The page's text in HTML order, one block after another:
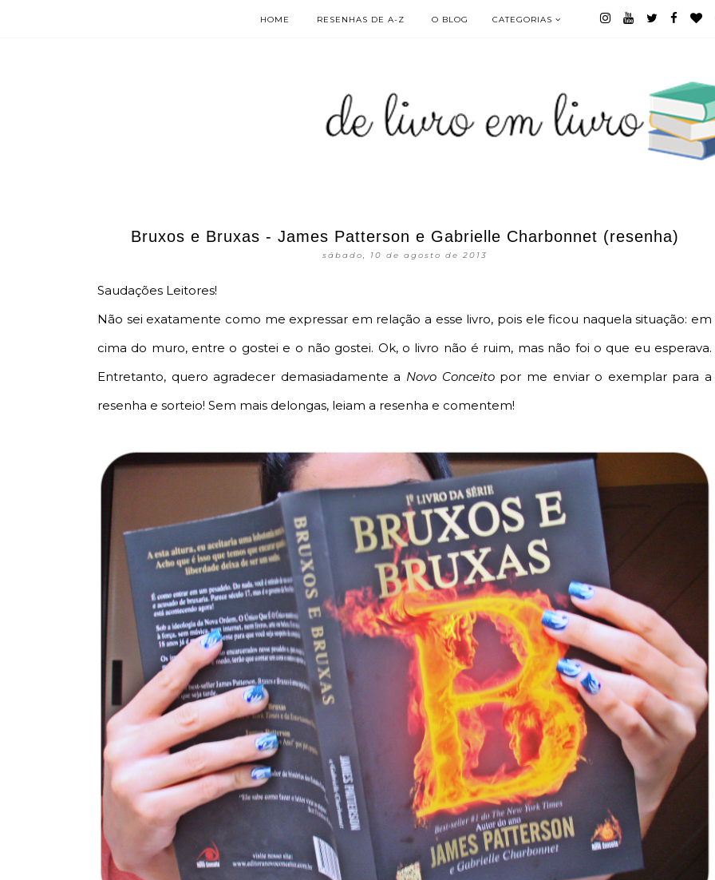
HOME RESENHAS DE A-Z O BLOG CATEGORIAS
Bruxos e Bruxas - James Patterson e Gabrielle Charbonnet (resenha)
sábado, 10 de agosto de 2013
Saudações Leitores!
Não sei exatamente como me expressar em relação a esse livro, pois ele ficou naquela situação: em
cima do muro, entre o gostei e o não gostei. Ok, o livro não é ruim, mas não foi o que eu esperava.
Entretanto, quero agradecer demasiadamente a Novo Conceito por me enviar o exemplar para a
resenha e sorteio! Sem mais delongas, leiam a resenha e comentem!